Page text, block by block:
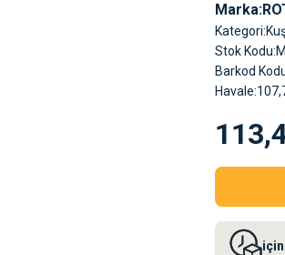
Marka
Kategori
Stok Kodu
Barkod
Havale